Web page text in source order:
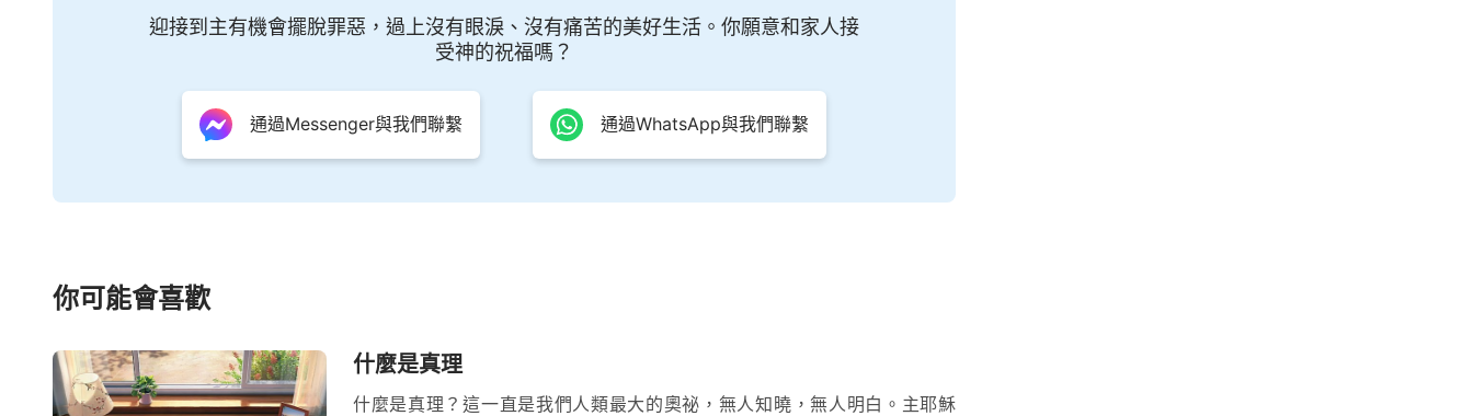
我面向全宇説話之際，所有的人都聽見我音，即看見我在全宇之下的所有作為，違背我
意的，就是説，以人的作為與我相對的，在我的刑罰中倒下；我要將天上的衆星都重新更换，
太陽、月亮因我而更换，不再是往日的天，地上的萬物重新更换，因我的話而成就；全宇之下
的列國都重新劃分，要更换我的國，使在地的國永遠消失，而是
從其類，因着所作所為的區别而受各種刑罰，若是抵擋我的都滅亡，而在地所作所為不涉及我
聲，宣告我的大功告成，讓所有的人都親眼目睹。
迎接到主有機會擺脫罪惡，過上沒有眼淚、沒有痛苦的美好生活。你願意和家人接
受神的祝福嗎？
通過Messenger與我們聯繫 通過WhatsApp與我們聯繫
你可能會喜歡
什麼是真理
什麼是真理？這一直是我們人類最大的奧祕，無人知曉，無人明白。主耶穌